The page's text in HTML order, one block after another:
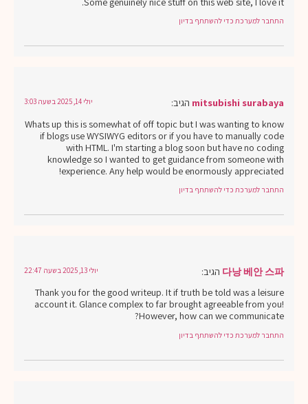
התחבר למערכת כדי להשתתף בדיון
mitsubishi surabaya הגיב: יולי 14, 2025 בשעה 3:03
Whats up this is somewhat of off topic but I was wanting to know
if blogs use WYSIWYG editors or if you have to manually code
with HTML. I'm starting a blog soon but have no coding
knowledge so I wanted to get guidance from someone with
experience. Any help would be enormously appreciated!
התחבר למערכת כדי להשתתף בדיון
다낭 베안 스파 הגיב: יולי 13, 2025 בשעה 22:47
Thank you for the good writeup. It if truth be told was a leisure
account it. Glance complex to far brought agreeable from you!
However, how can we communicate?
התחבר למערכת כדי להשתתף בדיון